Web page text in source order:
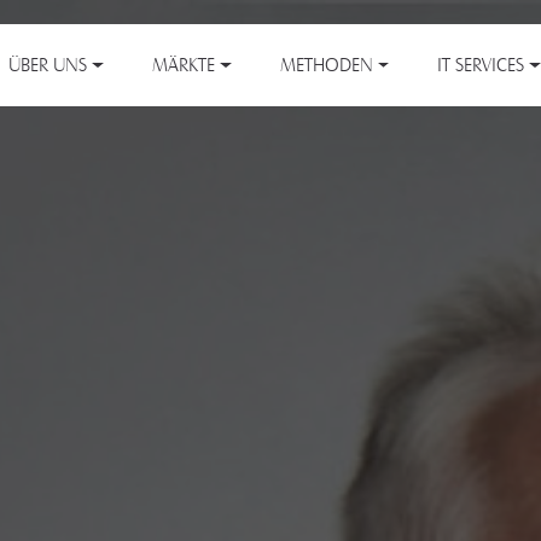
ÜBER UNS MÄRKTE METHODEN IT SERVICES